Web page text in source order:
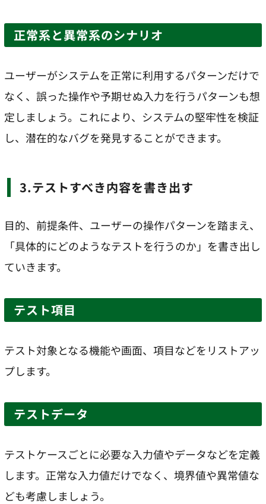
正常系と異常系のシナリオ
ユーザーがシステムを正常に利用するパターンだけで
なく、誤った操作や予期せぬ入力を行うパターンも想
定しましょう。これにより、システムの堅牢性を検証
し、潜在的なバグを発見することができます。
3.テストすべき内容を書き出す
目的、前提条件、ユーザーの操作パターンを踏まえ、
「具体的にどのようなテストを行うのか」を書き出し
ていきます。
テスト項目
テスト対象となる機能や画面、項目などをリストアッ
プします。
テストデータ
テストケースごとに必要な入力値やデータなどを定義
します。正常な入力値だけでなく、境界値や異常値な
ども考慮しましょう。